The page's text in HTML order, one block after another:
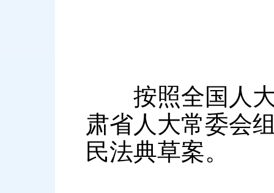
按照全国人大
肃省人大常委会
民法典草案。